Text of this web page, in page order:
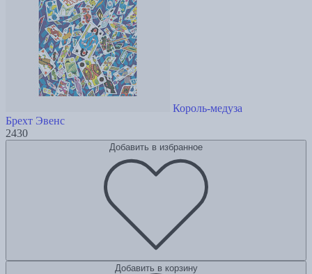
Король-медуза
Брехт Эвенс
2430
Добавить в избранное
Добавить в корзину